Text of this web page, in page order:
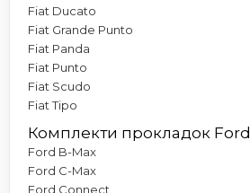
Fiat Ducato
Fiat Grande Punto
Fiat Panda
Fiat Punto
Fiat Scudo
Fiat Tipo
Комплекти прокладок Ford
Ford B-Max
Ford C-Max
Ford Connect